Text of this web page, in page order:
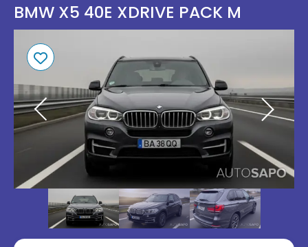
BMW X5 40E XDRIVE PACK M